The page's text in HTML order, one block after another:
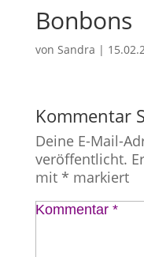
Bonbons
von Sandra |
Kommentar
Deine E-Mail-
veröffentlicht.
mit * markiert
Kommentar *